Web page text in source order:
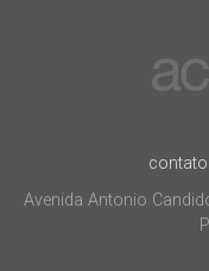
Avenida Antonio